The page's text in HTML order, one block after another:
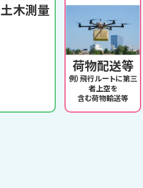
土木測量
荷物配送等
例）飛行ルートに第三
者上空を
含む荷物輸送等